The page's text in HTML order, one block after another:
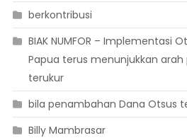
berkontribusi
BIAK NUMFOR – Implementasi
Papua terus menunjukkan
terukur
bila penambahan Dana Otsus
Billy Mambrasar